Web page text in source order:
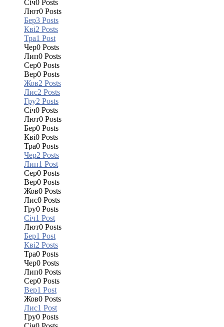
Січ0 Posts
Лют0 Posts
Бер3 Posts
Кві2 Posts
Тра1 Post
Чер0 Posts
Лип0 Posts
Сер0 Posts
Вер0 Posts
Жов2 Posts
Лис2 Posts
Гру2 Posts
Січ0 Posts
Лют0 Posts
Бер0 Posts
Кві0 Posts
Тра0 Posts
Чер2 Posts
Лип1 Post
Сер0 Posts
Вер0 Posts
Жов0 Posts
Лис0 Posts
Гру0 Posts
Січ1 Post
Лют0 Posts
Бер1 Post
Кві2 Posts
Тра0 Posts
Чер0 Posts
Лип0 Posts
Сер0 Posts
Вер1 Post
Жов0 Posts
Лис1 Post
Гру0 Posts